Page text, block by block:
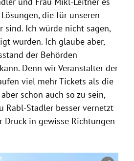
die für unseren
sind. Ich würde nicht sagen,
wurden. Ich glaube aber,
der Behörden
Denn wir Veranstalter der
viel mehr Tickets als die
schon auch so zu sein,
Rabl-Stadler besser vernetzt
in gewisse Richtungen